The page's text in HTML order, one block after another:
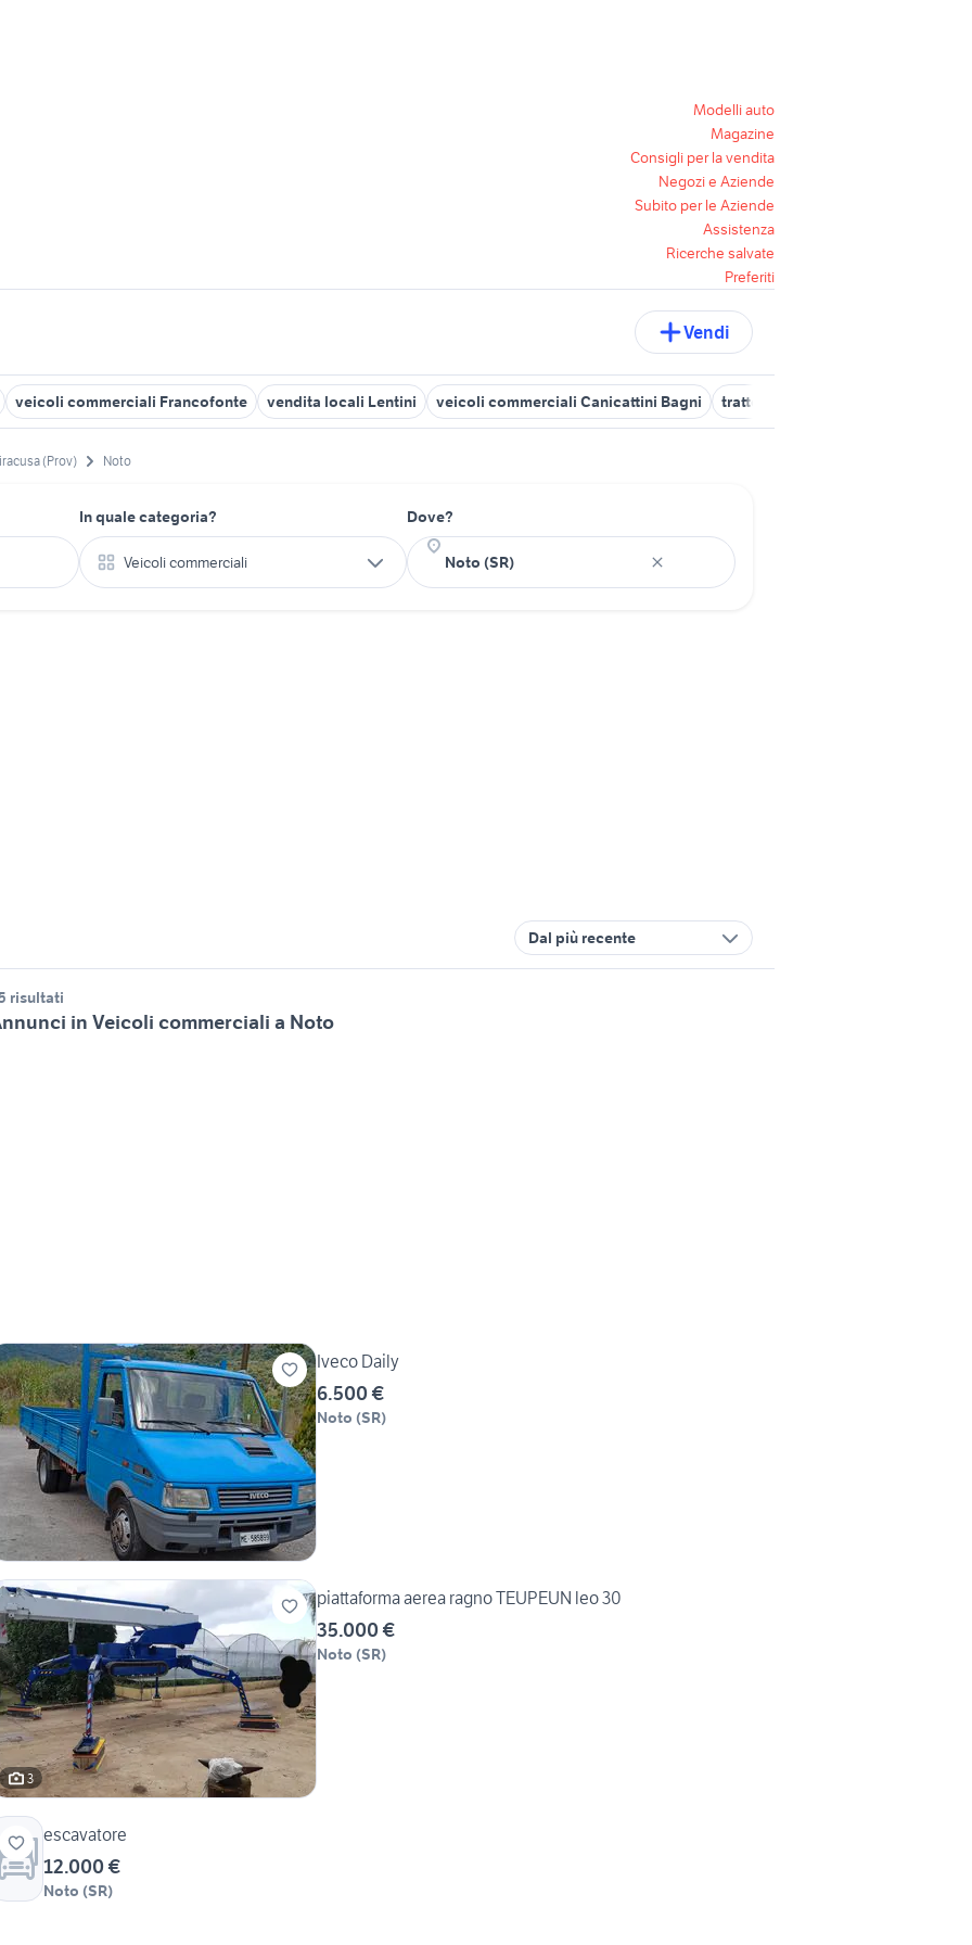
Modelli auto
Magazine
Consigli per la vendita
Negozi e Aziende
Subito per le Aziende
Assistenza
Ricerche salvate
Preferiti
Vendi
veicoli commerciali Francofonte vendita locali Lentini veicoli commerciali Canicattini Bagni trattore usato avola
(Prov) Noto
In quale categoria?
Veicoli commerciali
Dove?
Dal più recente
risultati
in Veicoli commerciali a Noto
Iveco Daily
6.500 €
Noto (SR)
3
piattaforma aerea ragno TEUPEUN leo 30
35.000 €
Noto (SR)
escavatore
12.000 €
Noto (SR)